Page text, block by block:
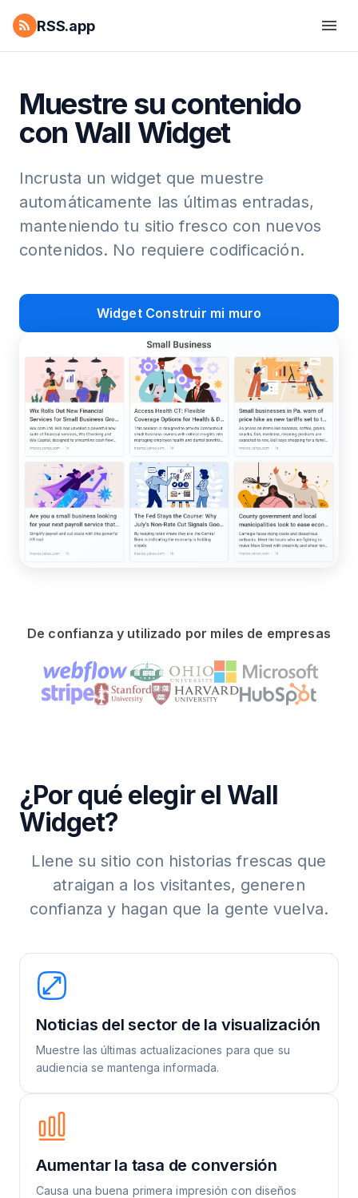
RSS.app
Muestre su contenido
con Wall Widget
Incrusta un widget que muestre
automáticamente las últimas entradas,
manteniendo tu sitio fresco con nuevos
contenidos. No requiere codificación.
Widget Construir mi muro
De confianza y utilizado por miles de empresas
¿Por qué elegir el Wall
Widget?
Llene su sitio con historias frescas que
atraigan a los visitantes, generen
confianza y hagan que la gente vuelva.
Noticias del sector de la visualización
Muestre las últimas actualizaciones para que su
audiencia se mantenga informada.
Aumentar la tasa de conversión
Causa una buena primera impresión con diseños